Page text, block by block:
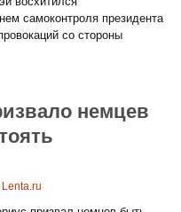
самоконтроля президента
со стороны
немцев
Lenta.ru